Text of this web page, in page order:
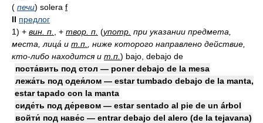
( печи) solera f
II предлог
1) + вин. п. , + твор. п. (употр. при указании предмета,
места, лица́ и т.п.
, ниже которого направлено действие,
кто-либо находится и т.п. ) bajo, debajo de
поста́вить под стол — poner debajo de la mesa
лежа́ть под одея́лом — estar tumbado debajo de la manta,
estar tapado con la manta
сиде́ть под де́ревом — estar sentado al pie de un árbol
войти́ под наве́с — entrar debajo del alero (de la tejavana)